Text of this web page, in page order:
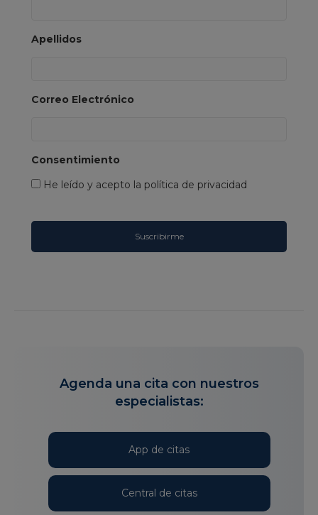
Apellidos
Correo Electrónico
Consentimiento
He leído y acepto la política de privacidad
Agenda una cita con nuestros
especialistas:
App de citas
Central de citas